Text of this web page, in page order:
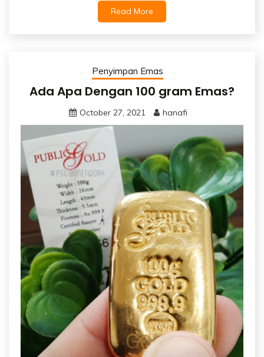
Read More
Penyimpan Emas
Ada Apa Dengan 100 gram Emas?
October 27, 2021 hanafi